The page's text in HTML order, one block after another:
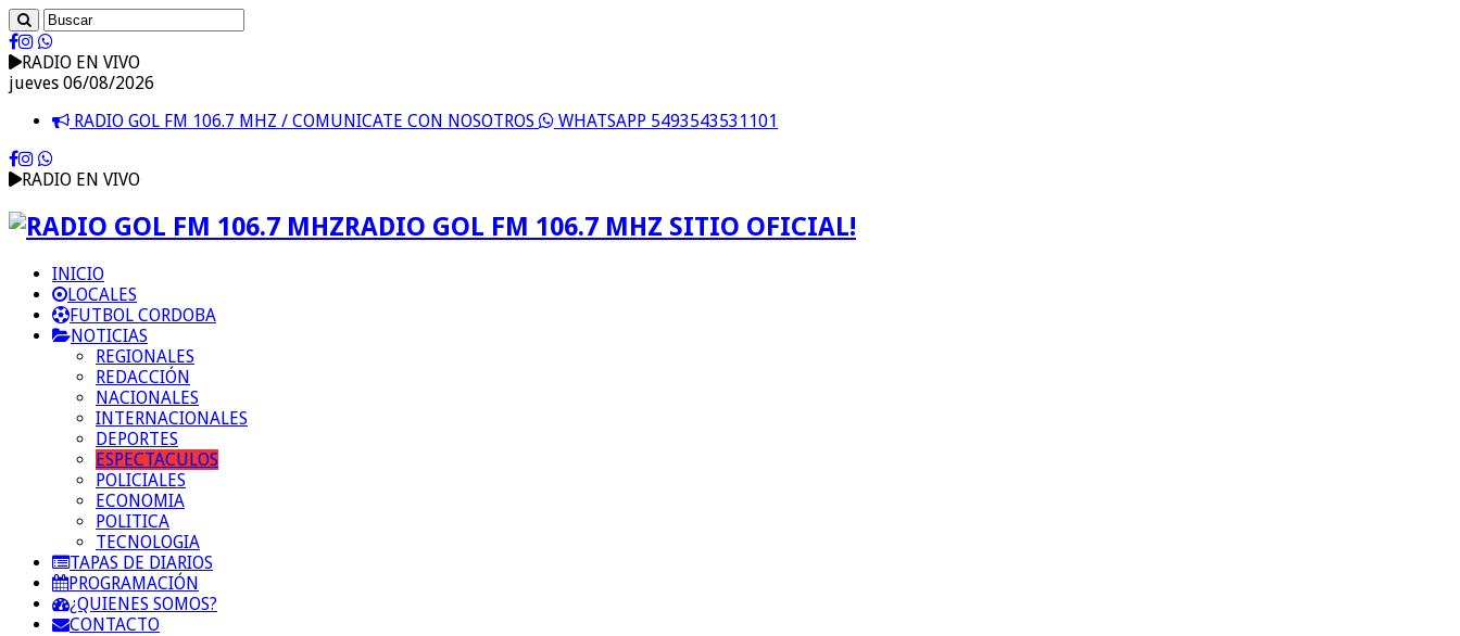
RADIO EN VIVO
jueves 06/08/2026
RADIO GOL FM 106.7 MHZ / COMUNICATE CON NOSOTROS
WHATSAPP 5493543531101
RADIO EN VIVO
RADIO GOL FM 106.7 MHZ SITIO OFICIAL!
INICIO
LOCALES
FUTBOL CORDOBA
NOTICIAS
REGIONALES
REDACCIÓN
NACIONALES
INTERNACIONALES
DEPORTES
ESPECTACULOS
POLICIALES
ECONOMIA
POLITICA
TECNOLOGIA
TAPAS DE DIARIOS
PROGRAMACIÓN
¿QUIENES SOMOS?
CONTACTO